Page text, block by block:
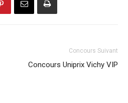
Concours Suivant
Concours Uniprix Vichy VIP